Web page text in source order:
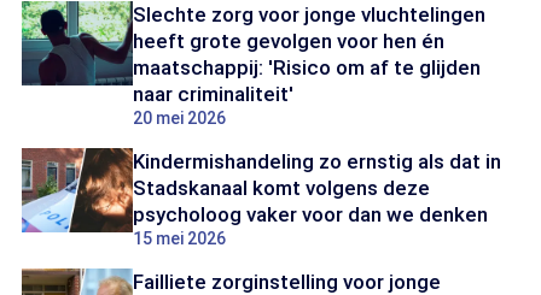
Slechte zorg voor jonge vluchtelingen
heeft grote gevolgen voor hen én
maatschappij: 'Risico om af te glijden
naar criminaliteit'
20 mei 2026
Kindermishandeling zo ernstig als dat in
Stadskanaal komt volgens deze
psycholoog vaker voor dan we denken
15 mei 2026
Failliete zorginstelling voor jonge